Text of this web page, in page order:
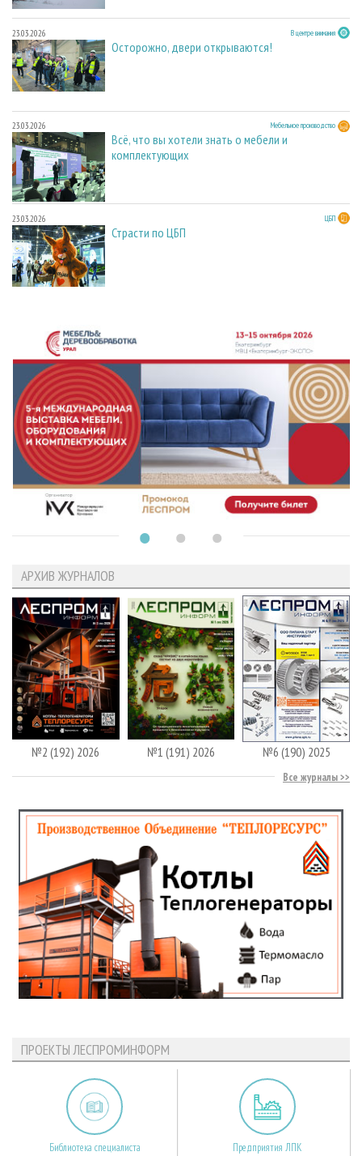
23.03.2026 В центре внимания
Осторожно, двери открываются!
23.03.2026 Мебельное производство
Всё, что вы хотели знать о мебели и
комплектующих
23.03.2026 ЦБП
Страсти по ЦБП
АРХИВ ЖУРНАЛОВ
№2 (192) 2026 №1 (191) 2026 №6 (190) 2025
Все журналы
ПРОЕКТЫ ЛЕСПРОМИНФОРМ
Библиотека специалиста Предприятия ЛПК